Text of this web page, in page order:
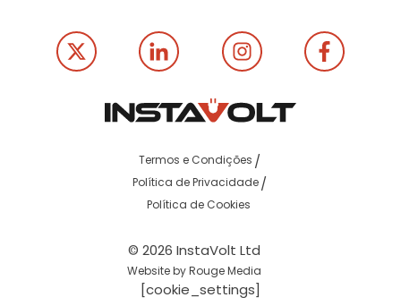
© 2026 InstaVolt Ltd
Website by Rouge Media
[cookie_settings]
Termos e Condições
Política de Privacidade
Política de Cookies